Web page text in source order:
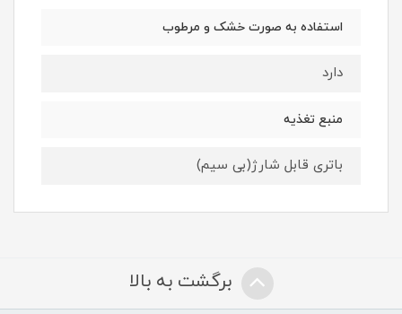
استفاده به صورت خشک و مرطوب
دارد
منبع تغذیه
باتری قابل شارژ(بی سیم)
برگشت به بالا